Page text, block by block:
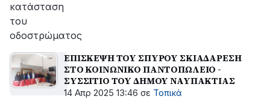
κατάσταση
του
οδοστρώματος
ΕΠΙΣΚΕΨΗ ΤΟΥ ΣΠΥΡΟΥ ΣΚΙΑΔΑΡΕΣΗ
ΣΤΟ ΚΟΙΝΩΝΙΚΟ ΠΑΝΤΟΠΩΛΕΙΟ -
ΣΥΣΣΙΤΙΟ ΤΟΥ ΔΗΜΟΥ ΝΑΥΠΑΚΤΙΑΣ
14 Απρ 2025 13:46 σε Τοπικά